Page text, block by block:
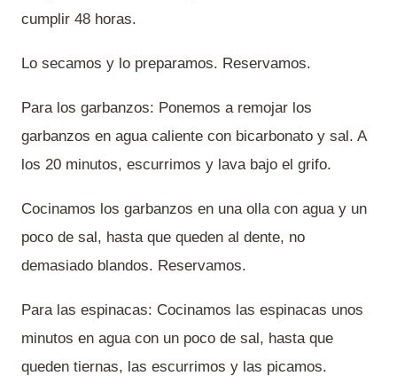
cumplir 48 horas.
Lo secamos y lo preparamos. Reservamos.
Para los garbanzos: Ponemos a remojar los
garbanzos en agua caliente con bicarbonato y sal. A
los 20 minutos, escurrimos y lava bajo el grifo.
Cocinamos los garbanzos en una olla con agua y un
poco de sal, hasta que queden al dente, no
demasiado blandos. Reservamos.
Para las espinacas: Cocinamos las espinacas unos
minutos en agua con un poco de sal, hasta que
queden tiernas, las escurrimos y las picamos.